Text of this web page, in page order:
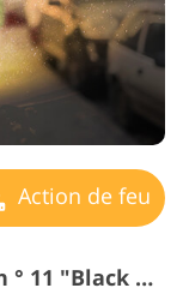
Action de feu
Action Photoshop effet de feu n ° 11 "Black & White"